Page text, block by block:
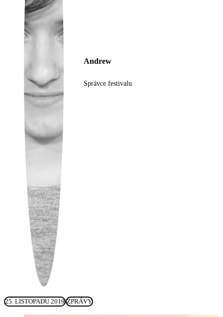
Ukrainian
Andrew
Správce festivalu
25. LISTOPADU 2019 ZPRÁVY